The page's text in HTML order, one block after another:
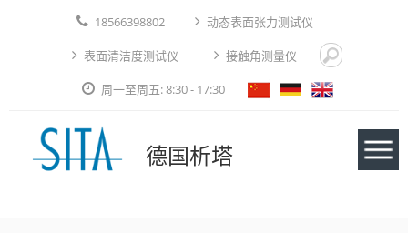
18566398802 动态表面张力测试仪
表面清洁度测试仪 接触角测量仪
周一至周五: 8:30 - 17:30
德国析塔